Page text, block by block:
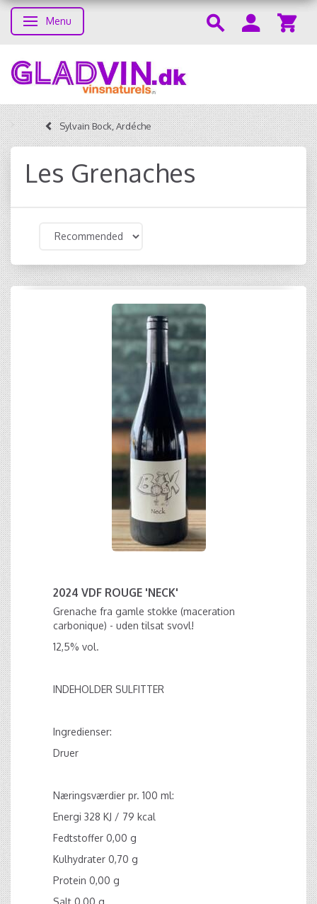
Toggle navigation
Menu
Sylvain Bock, Ardéche
Les Grenaches
2024 VDF ROUGE 'NECK'
Grenache fra gamle stokke (maceration
carbonique) - uden tilsat svovl!
12,5% vol.
INDEHOLDER SULFITTER
Ingredienser:
Druer
Næringsværdier pr. 100 ml:
Energi 328 KJ / 79 kcal
Fedtstoffer 0,00 g
Kulhydrater 0,70 g
Protein 0,00 g
Salt 0,00 g